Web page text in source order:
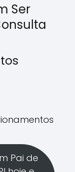
Ser
Pai de